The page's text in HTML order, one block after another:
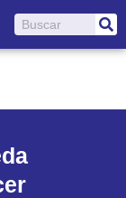
Pesquisar